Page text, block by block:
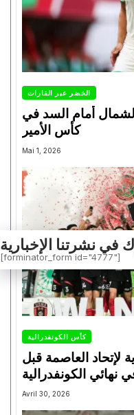
الخضر عبر القارات
أمام السد في
كأس الأمير
Mai 1, 2026
كأس الكونفدرالية
لإتحاد العاصمة قبل
نهائي الكونفدرالية
Avril 30, 2026
[forminator_form id="4777"]